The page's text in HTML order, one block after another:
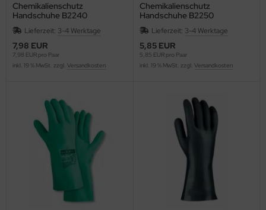
Chemikalienschutz
Handschuhe B2240
lebensmittelgeeignet
Lieferzeit: 3-4 Werktage
7,98 EUR
7,98 EUR pro Paar
inkl. 19 % MwSt. zzgl. Versandkosten
Chemikalienschutz
Handschuhe B2250
Lieferzeit: 3-4 Werktage
5,85 EUR
5,85 EUR pro Paar
inkl. 19 % MwSt. zzgl. Versandkosten